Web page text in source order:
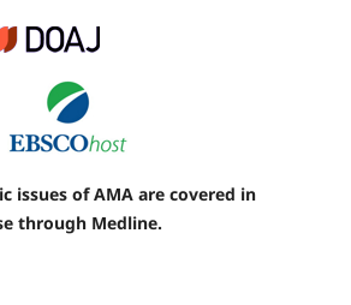
issues of AMA are covered in
through Medline.